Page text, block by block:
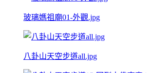
玻璃媽祖廟01-外觀.jpg
八卦山天空步道all.jpg